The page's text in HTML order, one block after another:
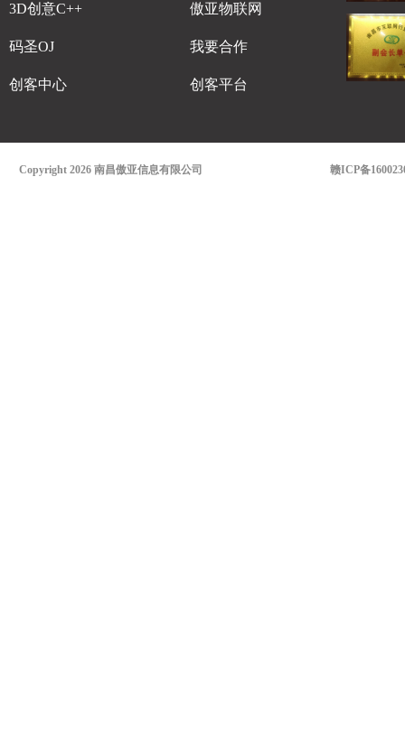
3D创意C++
码圣OJ
创客中心
傲亚物联网
我要合作
创客平台
Copyright 2026 南昌傲亚信息有限公司 赣ICP备